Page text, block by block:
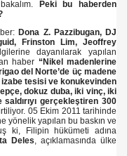
Peki bu haberden
Dona Z. Pazzibugan, DJ
Frinston Lim, Jeoffrey
dayanılarak yapılan
haber “Nikel madenlerine
del Norte’de üç madene
izabe tesisi ve konukevinden
dokuz duba, iki vinç, iki
gerçekleştiren 300
05 Ekim 2011 tarihinde
yönelik yapılan bu baskın ve
ki, Filipin hükümeti adına
Deles, açıklamasında ülke